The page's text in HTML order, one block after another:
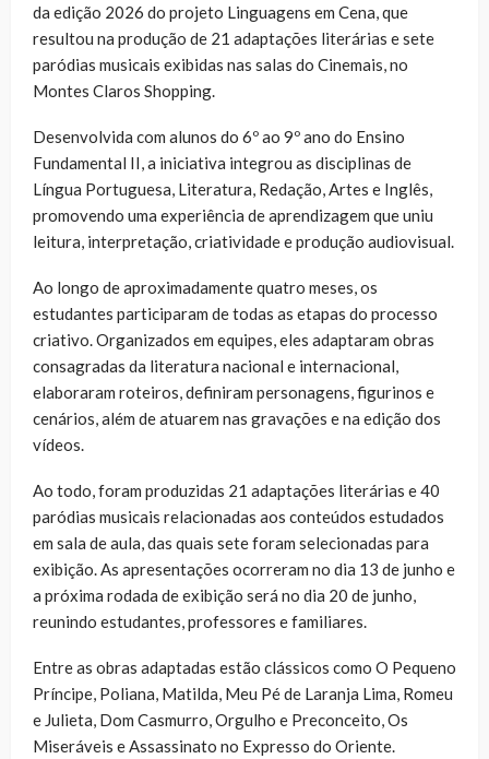
da edição 2026 do projeto Linguagens em Cena, que
resultou na produção de 21 adaptações literárias e sete
paródias musicais exibidas nas salas do Cinemais, no
Montes Claros Shopping.
Desenvolvida com alunos do 6º ao 9º ano do Ensino
Fundamental II, a iniciativa integrou as disciplinas de
Língua Portuguesa, Literatura, Redação, Artes e Inglês,
promovendo uma experiência de aprendizagem que uniu
leitura, interpretação, criatividade e produção audiovisual.
Ao longo de aproximadamente quatro meses, os
estudantes participaram de todas as etapas do processo
criativo. Organizados em equipes, eles adaptaram obras
consagradas da literatura nacional e internacional,
elaboraram roteiros, definiram personagens, figurinos e
cenários, além de atuarem nas gravações e na edição dos
vídeos.
Ao todo, foram produzidas 21 adaptações literárias e 40
paródias musicais relacionadas aos conteúdos estudados
em sala de aula, das quais sete foram selecionadas para
exibição. As apresentações ocorreram no dia 13 de junho e
a próxima rodada de exibição será no dia 20 de junho,
reunindo estudantes, professores e familiares.
Entre as obras adaptadas estão clássicos como O Pequeno
Príncipe, Poliana, Matilda, Meu Pé de Laranja Lima, Romeu
e Julieta, Dom Casmurro, Orgulho e Preconceito, Os
Miseráveis e Assassinato no Expresso do Oriente.